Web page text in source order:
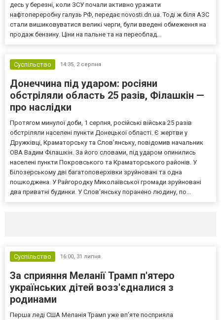
десь у березні, коли ЗСУ почали активно уражати
нафтопереробну галузь РФ, передає novosti.dn.ua. Тоді ж біля АЗС
стали вишиковуватися великі черги, були введені обмеження на
продаж бензину. Ціни на пальне та на переоблад...
Суспільство 14:35, 2 серпня
Донеччина під ударом: росіяни
обстріляли область 25 разів, Філашкін —
про наслідки
Протягом минулої доби, 1 серпня, російські війська 25 разів
обстріляли населені пункти Донецької області. Є жертви у
Дружківці, Краматорську та Слов’янську, повідомив начальник
ОВА Вадим Філашкін. За його словами, під ударом опинились
населені пункти Покровського та Краматорського районів. У
Білозерському дві багатоповерхівки зруйновані та одна
пошкоджена. У Райгородку Миколаївської громади зруйновані
два приватні будинки. У Слов’янську поранено людину, по...
Суспільство 16:00, 31 липня
За сприяння Меланії Трамп п'ятеро
українських дітей возз'єдналися з
родинами
Перша леді США Меланія Трамп уже впʼяте посприяла